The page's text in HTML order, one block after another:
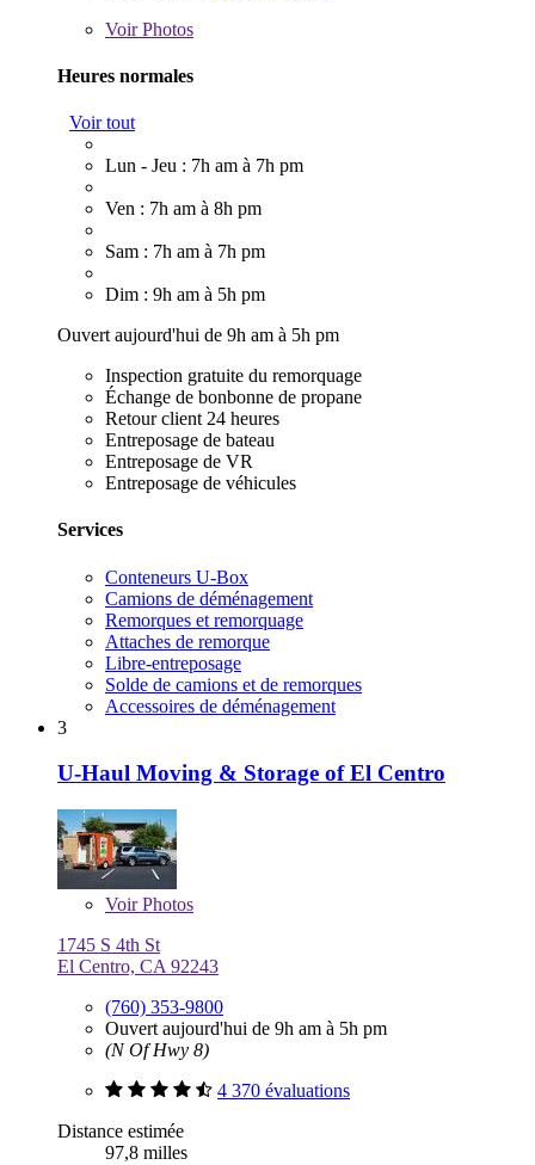
VoirPhotos
Heures normales
Voir tout
Lun - Jeu : 7h am à 7h pm
Ven : 7h am à 8h pm
Sam : 7h am à 7h pm
Dim : 9h am à 5h pm
Ouvert aujourd'hui de 9h am à 5h pm
Inspection gratuite du remorquage
Échange de bonbonne de propane
Retour client 24 heures
Entreposage de bateau
Entreposage de VR
Entreposage de véhicules
Services
Conteneurs U-Box
Camions de déménagement
Remorques et remorquage
Attaches de remorque
Libre-entreposage
Solde de camions et de remorques
Accessoires de déménagement
3
U-Haul Moving & Storage of El Centro
VoirPhotos
1745 S 4th St
El Centro, CA 92243
(760) 353-9800
Ouvert aujourd'hui de 9h am à 5h pm
(N Of Hwy 8)
4 370 évaluations
Distance estimée
97,8 milles